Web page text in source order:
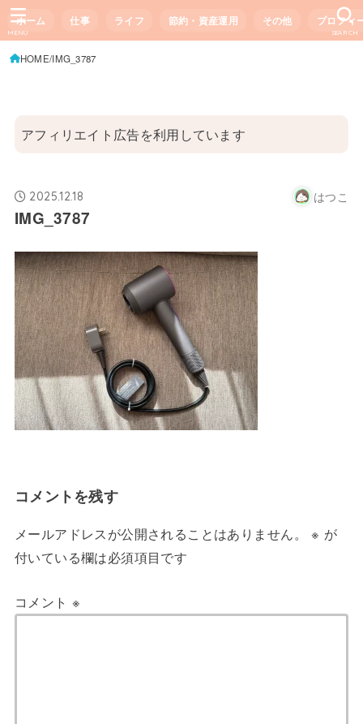
ホーム 仕事 ライフ 節約・資産運用 その他 プロフィ
SEARCH
MENU
HOME IMG_3787
アフィリエイト広告を利用しています
2025.12.18 はつこ
IMG_3787
コメントを残す
メールアドレスが公開されることはありません。 ※ が
付いている欄は必須項目です
コメント ※